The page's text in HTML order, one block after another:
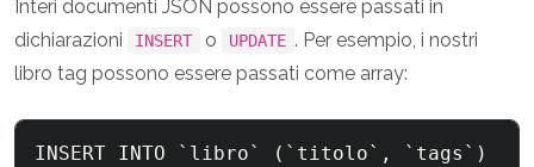
Interi documenti JSON possono essere passati in
dichiarazioni
INSERT o UPDATE . Per esempio, i nostri
libro tag possono essere passati come array:
INSERT INTO `libro` (`titolo`, `tags`)